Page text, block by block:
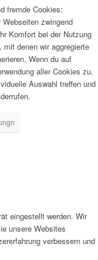
fremde Cookies:
zwingend
Komfort bei der Nutzung
denen wir aggregierte
Wenn du auf
aller Cookies zu.
Auswahl treffen und
eingestellt werden. Wir
unsere Websites
verbessern und